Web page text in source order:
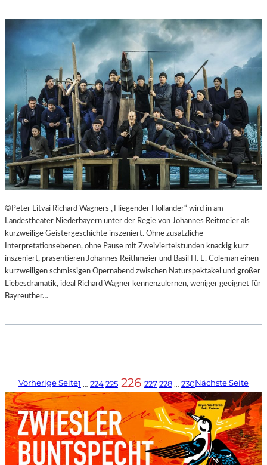
©Peter Litvai Richard Wagners „Fliegender Holländer“ wird in am
Landestheater Niederbayern unter der Regie von Johannes Reitmeier als
kurzweilige Geistergeschichte inszeniert. Ohne zusätzliche
Interpretationsebenen, ohne Pause mit Zweiviertelstunden knackig kurz
inszeniert, präsentieren Johannes Reithmeier und Basil H. E. Coleman einen
kurzweiligen schmissigen Opernabend zwischen Naturspektakel und großer
Liebesdramatik, ideal Richard Wagner kennenzulernen, weniger geeignet für
Bayreuther…
Vorherige Seite1 … 224225 226 227228… 230Nächste Seite